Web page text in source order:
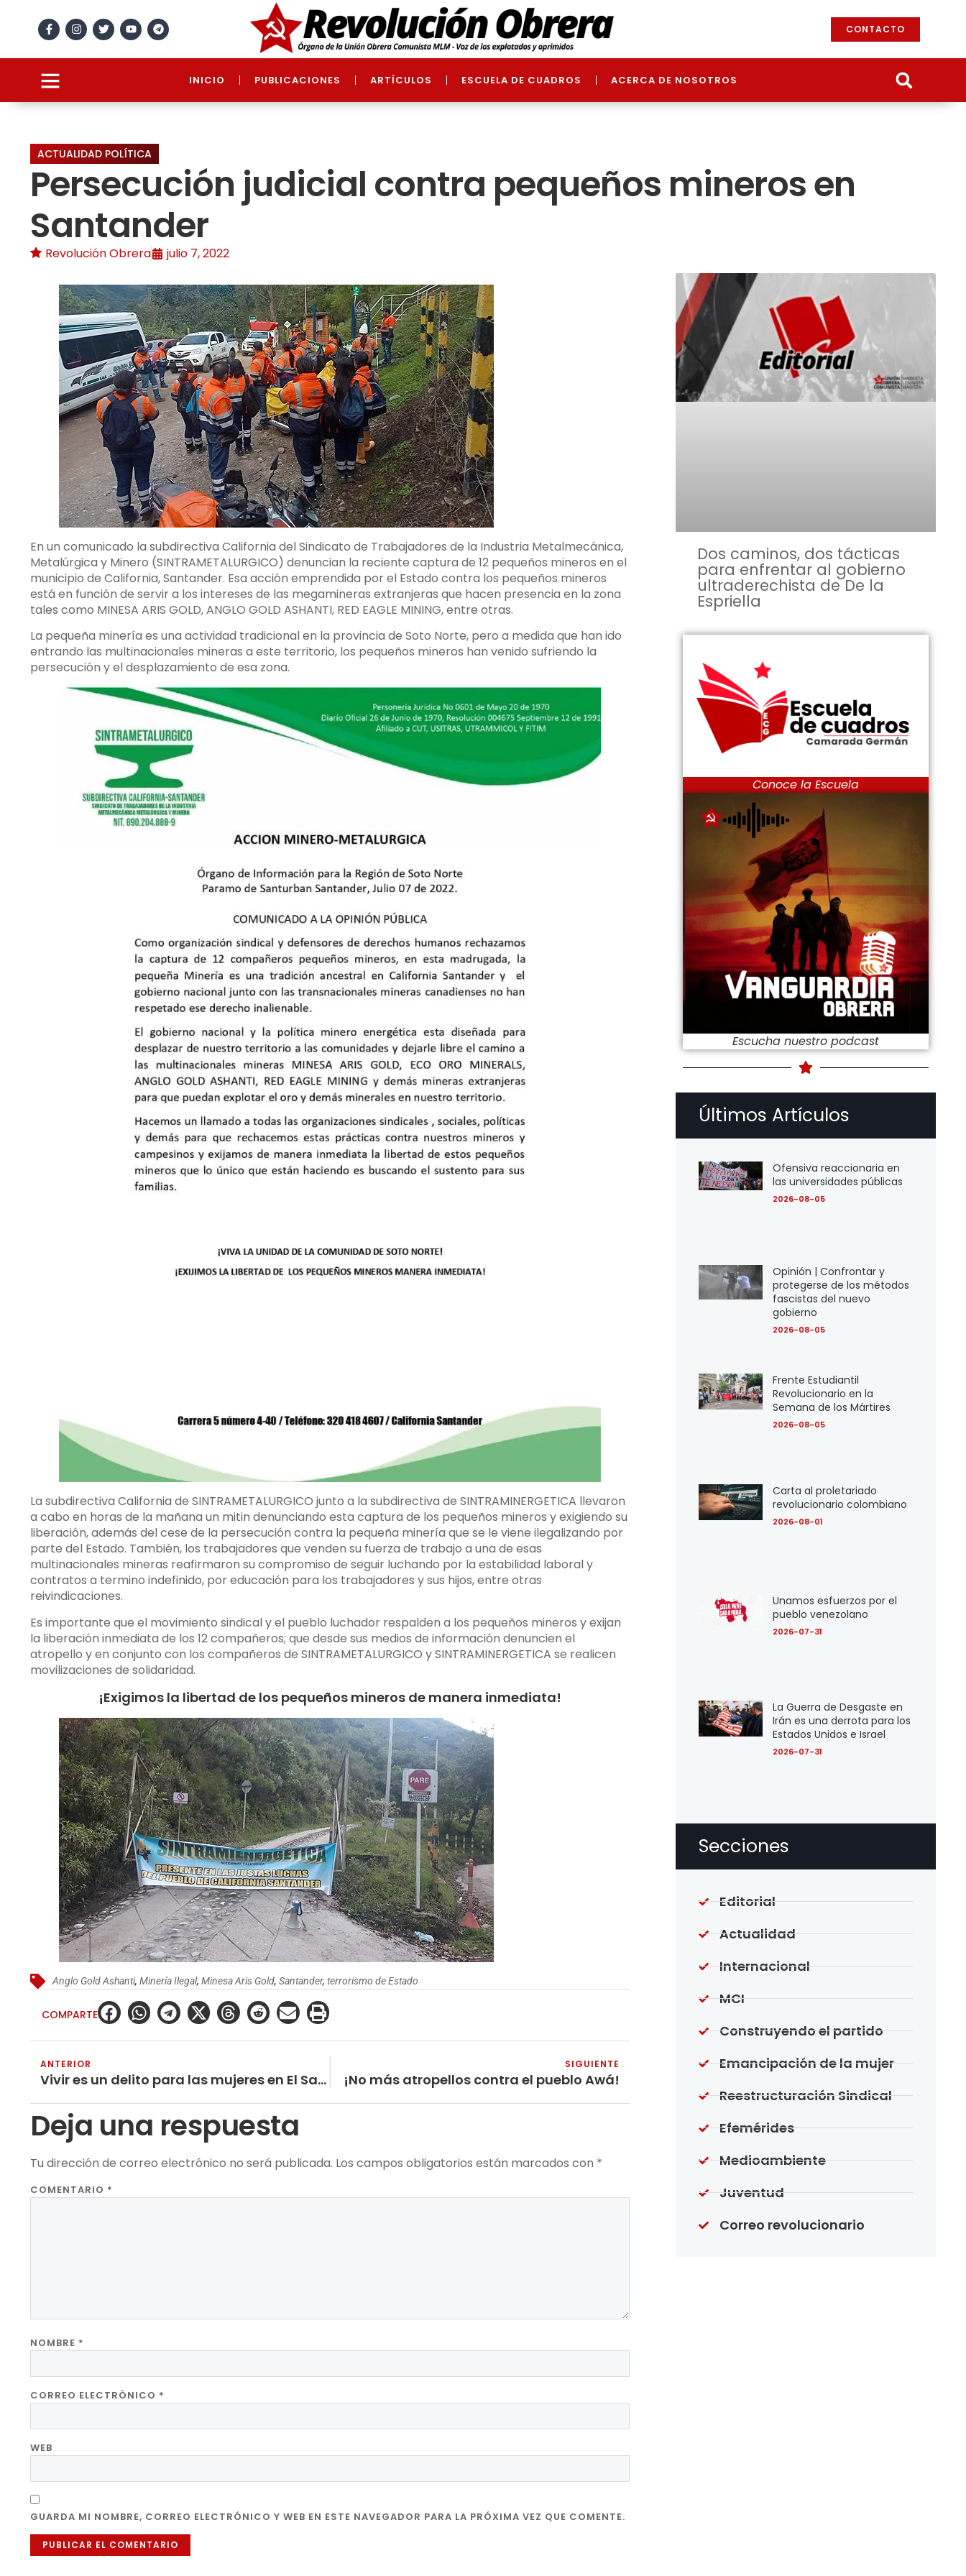
CONTACTO
INICIO PUBLICACIONES ARTÍCULOS ESCUELA DE CUADROS ACERCA DE NOSOTROS
ACTUALIDAD POLÍTICA
Persecución judicial contra pequeños mineros en
Santander
Revolución Obrera julio 7, 2022
En un comunicado la subdirectiva California del Sindicato de Trabajadores de la Industria Metalmecánica,
Metalúrgica y Minero (SINTRAMETALURGICO) denuncian la reciente captura de 12 pequeños mineros en el
municipio de California, Santander. Esa acción emprendida por el Estado contra los pequeños mineros
está en función de servir a los intereses de las megamineras extranjeras que hacen presencia en la zona
tales como MINESA ARIS GOLD, ANGLO GOLD ASHANTI, RED EAGLE MINING, entre otras.
La pequeña minería es una actividad tradicional en la provincia de Soto Norte, pero a medida que han ido
entrando las multinacionales mineras a este territorio, los pequeños mineros han venido sufriendo la
persecución y el desplazamiento de esa zona.
La subdirectiva California de SINTRAMETALURGICO junto a la subdirectiva de SINTRAMINERGETICA llevaron
a cabo en horas de la mañana un mitin denunciando esta captura de los pequeños mineros y exigiendo su
liberación, además del cese de la persecución contra la pequeña minería que se le viene ilegalizando por
parte del Estado. También, los trabajadores que venden su fuerza de trabajo a una de esas
multinacionales mineras reafirmaron su compromiso de seguir luchando por la estabilidad laboral y
contratos a termino indefinido, por educación para los trabajadores y sus hijos, entre otras
reivindicaciones.
Es importante que el movimiento sindical y el pueblo luchador respalden a los pequeños mineros y exijan
la liberación inmediata de los 12 compañeros; que desde sus medios de información denuncien el
atropello y en conjunto con los compañeros de SINTRAMETALURGICO y SINTRAMINERGETICA se realicen
movilizaciones de solidaridad.
¡Exigimos la libertad de los pequeños mineros de manera inmediata!
Anglo Gold Ashanti,Minería Ilegal,Minesa Aris Gold,Santander,terrorismo de Estado
COMPARTE
ANTERIOR
Vivir es un delito para las mujeres en El Salvador
SIGUIENTE
¡No más atropellos contra el pueblo Awá!
Deja una respuesta
Tu dirección de correo electrónico no será publicada. Los campos obligatorios están marcados con *
COMENTARIO *
NOMBRE *
CORREO ELECTRÓNICO *
WEB
GUARDA MI NOMBRE, CORREO ELECTRÓNICO Y WEB EN ESTE NAVEGADOR PARA LA PRÓXIMA VEZ QUE COMENTE.
Dos caminos, dos tácticas
para enfrentar al gobierno
ultraderechista de De la
Espriella
Conoce la Escuela
Escucha nuestro podcast
Últimos Artículos
Ofensiva reaccionaria en
las universidades públicas
2026-08-05
Opinión | Confrontar y
protegerse de los métodos
fascistas del nuevo
gobierno
2026-08-05
Frente Estudiantil
Revolucionario en la
Semana de los Mártires
2026-08-05
Carta al proletariado
revolucionario colombiano
2026-08-01
Unamos esfuerzos por el
pueblo venezolano
2026-07-31
La Guerra de Desgaste en
Irán es una derrota para los
Estados Unidos e Israel
2026-07-31
Secciones
Editorial
Actualidad
Internacional
MCI
Construyendo el partido
Emancipación de la mujer
Reestructuración Sindical
Efemérides
Medioambiente
Juventud
Correo revolucionario